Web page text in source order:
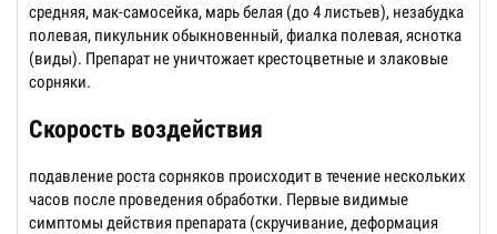
средняя, мак-самосейка, марь белая (до 4 листьев), незабудка
полевая, пикульник обыкновенный, фиалка полевая, яснотка
(виды). Препарат не уничтожает крестоцветные и злаковые
сорняки.
Скорость воздействия
подавление роста сорняков происходит в течение нескольких
часов после проведения обработки. Первые видимые
симптомы действия препарата (скручивание, деформация